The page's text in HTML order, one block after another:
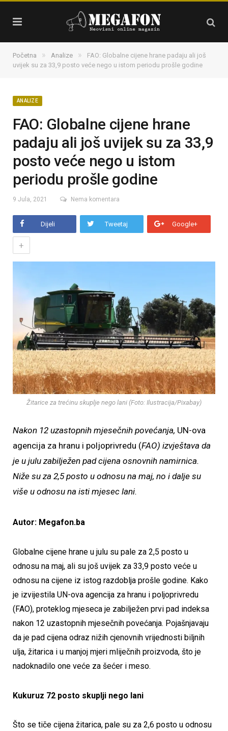
Početna » Analize »
FAO: Globalne cijene hrane padaju ali još
uvijek su za 33,9 posto veće nego u istom periodu prošle godine
ANALIZE
FAO: Globalne cijene hrane
padaju ali još uvijek su za 33,9
posto veće nego u istom
periodu prošle godine
9 Jula, 2021 Nema komentara
Dijeli Tweetaj Google+
+
Žitarice za trećinu skuplje nego lani (Foto: Ilustracija/Pixabay)
Nakon 12 uzastopnih mjesečnih povećanja, UN-ova
agencija za hranu i poljoprivredu (FAO) izvještava da
je u julu zabilježen pad cijena osnovnih namirnica.
Niže su za 2,5 posto u odnosu na maj, no i dalje su
više u odnosu na isti mjesec lani.
Autor: Megafon.ba
Globalne cijene hrane u julu su pale za 2,5 posto u
odnosu na maj, ali su još uvijek za 33,9 posto veće u
odnosu na cijene iz istog razdoblja prošle godine. Kako
je izvijestila UN-ova agencija za hranu i poljoprivredu
(FAO), proteklog mjeseca je zabilježen prvi pad indeksa
nakon 12 uzastopnih mjesečnih povećanja. Pojašnjavaju
da je pad cijena odraz nižih cjenovnih vrijednosti biljnih
ulja, žitarica i u manjoj mjeri mliječnih proizvoda, što je
nadoknadilo one veće za šećer i meso.
Kukuruz 72 posto skuplji nego lani
Što se tiče cijena žitarica, pale su za 2,6 posto u odnosu